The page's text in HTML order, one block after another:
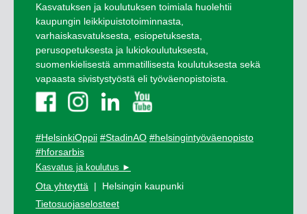
Kasvatuksen ja koulutuksen toimiala huolehtii
kaupungin leikkipuistotoiminnasta,
varhaiskasvatuksesta, esiopetuksesta,
perusopetuksesta ja lukiokoulutuksesta,
suomenkielisestä ammatillisesta koulutuksesta sekä
vapaasta sivistystyöstä eli työväenopistoista.
#HelsinkiOppii #StadinAO #helsingintyöväenopisto
#hforsarbis
Kasvatus ja koulutus ►
Ota yhteyttä | Helsingin kaupunki
Tietosuojaselosteet